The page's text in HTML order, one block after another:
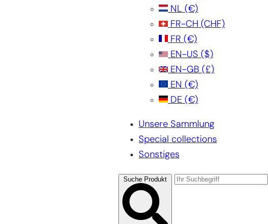
NL (€)
FR-CH (CHF)
FR (€)
EN-US ($)
EN-GB (£)
EN (€)
DE (€)
Unsere Sammlung
Special collections
Sonstiges
Suche Produkt